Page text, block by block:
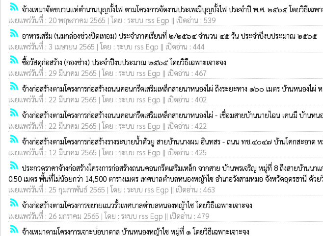
rss_feed จ้างเหมาจัดขบวนแห่ตำนานบุญบั้งไฟ ตามโครงการจัดงานประเพณีบุญบั้งไฟ ประจำปี พ.ศ. ๒๕๖๕ โดยวิธีเฉพา
เผยแพร่วันที่ : 20 พฤษภาคม 2565 | โดย : ระบบ rss Egp || เปิดอ่าน : 539
rss_feed อาหารเสริม (นมกล่องช่วงปิดเทอม) ประจำภาคเรียนที่ ๒/๒๕๖๔ จำนวน ๔๕ วัน ประจำปีงบประมาณ ๒๕๖๕
เผยแพร่วันที่ : 3 เมษายน 2565 | โดย : ระบบ rss Egp || เปิดอ่าน : 444
rss_feed ซื้อวัสดุก่อสร้าง (กองช่าง) ประจำปีงบประมาณ ๒๕๖๕ โดยวิธีเฉพาะเจาะจง
เผยแพร่วันที่ : 29 มีนาคม 2565 | โดย : ระบบ rss Egp || เปิดอ่าน : 467
rss_feed จ้างก่อสร้างตามโครงการก่อสร้างถนนคอนกรีตเสริมเหล็กสายนาหนองไผ่ ถึงระยะทาง ๑๖๐ เมตร บ้านหนองไผ่
เผยแพร่วันที่ : 22 มีนาคม 2565 | โดย : ระบบ rss Egp || เปิดอ่าน : 402
rss_feed จ้างก่อสร้างตามโครงการก่อสร้างถนนคอนกรีตเสริมเหล็กสายนาหนองไผ่ - เชื่อมสายบ้านนายไฉน เคนมี บ้านห
เผยแพร่วันที่ : 22 มีนาคม 2565 | โดย : ระบบ rss Egp || เปิดอ่าน : 422
rss_feed จ้างก่อสร้างตามโครงการก่อสร้างรางระบายน้ำตัวยู สายบ้านนางผม อินทสร - ถนน ทช.๔๐๔๗ บ้านโคกสะอ
เผยแพร่วันที่ : 12 มีนาคม 2565 | โดย : ระบบ rss Egp || เปิดอ่าน : 425
rss_feed ประกวดราคาจ้างก่อสร้างโครงการก่อสร้างถนนคอนกรีตเสริมเหล็ก จากสาย บ้านพรเจริญ หมู่ที่ 8 ถึงสายบ้า
0.50 เมตร พื้นที่ไม่น้อยกว่า 14,500 ตารางเมตร เทศบาลตำบลหนองหญ้าไซ อำเภอวังสามหมอ จังหวัดอุดรธานี ด้ว
เผยแพร่วันที่ : 25 กุมภาพันธ์ 2565 | โดย : ระบบ rss Egp || เปิดอ่าน : 463
rss_feed จ้างก่อสร้างตามโครงการขยายแนวรั้วเทศบาลตำบลหนองหญ้าไซ โดยวิธีเฉพาะเจาะจง
เผยแพร่วันที่ : 26 มกราคม 2565 | โดย : ระบบ rss Egp || เปิดอ่าน : 479
rss_feed จ้างเหมาตามโครงการเจาะบ่อบาดาล บ้านหนองหญ้าไซ หมู่ที่ ๑ โดยวิธีเฉพาะเจาะจง